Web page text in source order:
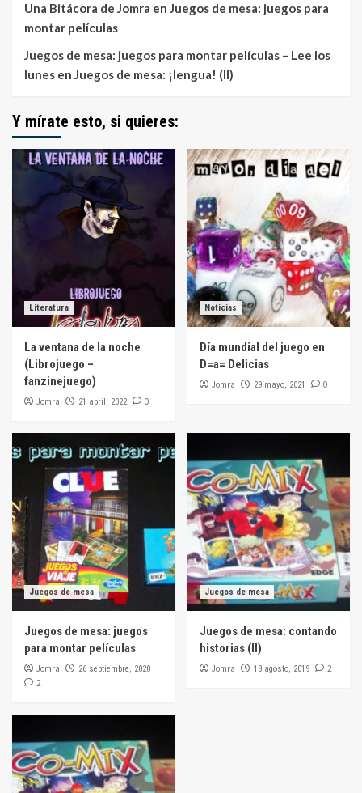
Una Bitácora de Jomra en Juegos de mesa: juegos para
montar películas
Juegos de mesa: juegos para montar películas – Lee los
lunes en Juegos de mesa: ¡lengua! (II)
Y mírate esto, si quieres:
Literatura
La ventana de la noche
(Librojuego –
fanzinejuego)
Jomra 21 abril, 2022 0
Noticias
Día mundial del juego en
D=a= Delicias
Jomra 29 mayo, 2021 0
Juegos de mesa
Juegos de mesa: juegos
para montar películas
Jomra 26 septiembre, 2020
2
Juegos de mesa
Juegos de mesa: contando
historias (II)
Jomra 18 agosto, 2019 2